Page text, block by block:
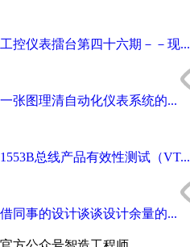
工控仪表擂台第四十六期－－现...
一张图理清自动化仪表系统的...
1553B总线产品有效性测试（VT...
借同事的设计谈谈设计余量的...